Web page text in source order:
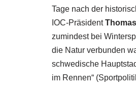
Tage nach der
IOC-Präsident
zumindest bei
die Natur verbunden
schwedische
im Rennen“